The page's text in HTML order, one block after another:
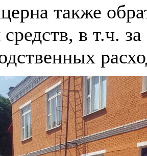
также
в т.ч.